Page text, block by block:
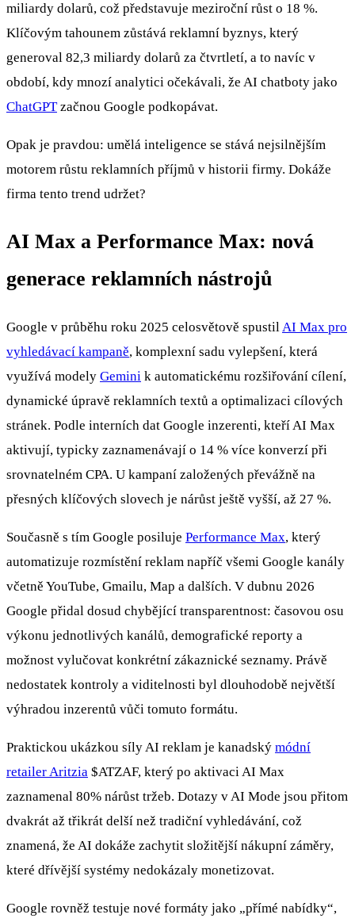
miliardy dolarů, což představuje meziroční růst o 18 %.
Klíčovým tahounem zůstává reklamní byznys, který
generoval 82,3 miliardy dolarů za čtvrtletí, a to navíc v
období, kdy mnozí analytici očekávali, že AI chatboty jako
ChatGPTzačnou Google podkopávat.
Opak je pravdou: umělá inteligence se stává nejsilnějším
motorem růstu reklamních příjmů v historii firmy. Dokáže
firma tento trend udržet?
AI Max a Performance Max: nová
generace reklamních nástrojů
Google v průběhu roku 2025 celosvětově spustil AI Max pro
vyhledávací kampaně, komplexní sadu vylepšení, která
využívá modely Gemini k automatickému rozšiřování cílení,
dynamické úpravě reklamních textů a optimalizaci cílových
stránek. Podle interních dat Google inzerenti, kteří AI Max
aktivují, typicky zaznamenávají o 14 % více konverzí při
srovnatelném CPA. U kampaní založených převážně na
přesných klíčových slovech je nárůst ještě vyšší, až 27 %.
Současně s tím Google posiluje Performance Max, který
automatizuje rozmístění reklam napříč všemi Google kanály
včetně YouTube, Gmailu, Map a dalších. V dubnu 2026
Google přidal dosud chybějící transparentnost: časovou osu
výkonu jednotlivých kanálů, demografické reporty a
možnost vylučovat konkrétní zákaznické seznamy. Právě
nedostatek kontroly a viditelnosti byl dlouhodobě největší
výhradou inzerentů vůči tomuto formátu.
Praktickou ukázkou síly AI reklam je kanadský módní
retailer Aritzia $ATZAF, který po aktivaci AI Max
zaznamenal 80% nárůst tržeb. Dotazy v AI Mode jsou přitom
dvakrát až třikrát delší než tradiční vyhledávání, což
znamená, že AI dokáže zachytit složitější nákupní záměry,
které dřívější systémy nedokázaly monetizovat.
Google rovněž testuje nové formáty jako „přímé nabídky“,